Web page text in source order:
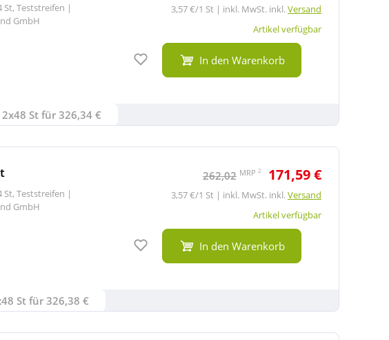
St, Teststreifen |
GmbH
3,57 €/1 St | inkl. MwSt. inkl.Versand
Artikel verfügbar
Auf den Merkzettel
In den Warenkorb
2x48 St für 326,34 €
St, Teststreifen |
GmbH
262,02 MRP 2 171,59 €
3,57 €/1 St | inkl. MwSt. inkl.Versand
Artikel verfügbar
Auf den Merkzettel
In den Warenkorb
St für 326,38 €